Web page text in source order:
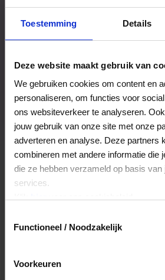
Toestemming Details
Deze website maakt gebruik van
We gebruiken cookies om content en
personaliseren, om functies voor
ons websiteverkeer te analyseren.
jouw gebruik van onze site met onze
adverteren en analyse. Deze partners
combineren met andere informatie die
die ze hebben verzameld op basis van
services.
Functioneel / Noodzakelijk
Voorkeuren
Vereniging Ouders,
Schouwstede 2-b
3431JB Nieuwegein
Veelgestelde Vragen
Kan ik het saldo in delen
Hoelang blijft mijn saldo